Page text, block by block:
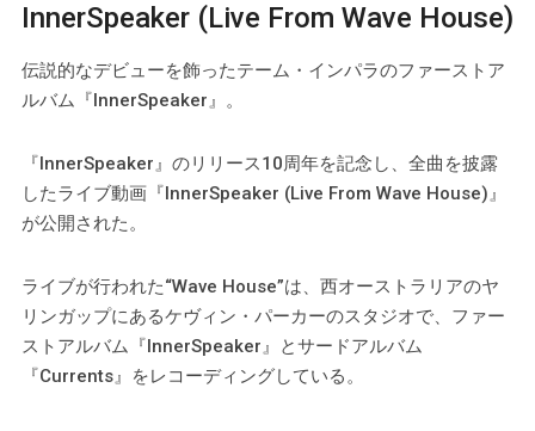
InnerSpeaker (Live From Wave House)
伝説的なデビューを飾ったテーム・インパラのファーストア
ルバム『InnerSpeaker』。
『InnerSpeaker』のリリース10周年を記念し、全曲を披露
したライブ動画『InnerSpeaker (Live From Wave House)』
が公開された。
ライブが行われた“Wave House”は、西オーストラリアのヤ
リンガップにあるケヴィン・パーカーのスタジオで、ファー
ストアルバム『InnerSpeaker』とサードアルバム
『Currents』をレコーディングしている。